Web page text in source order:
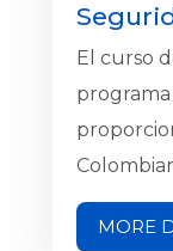
El curso
MORE